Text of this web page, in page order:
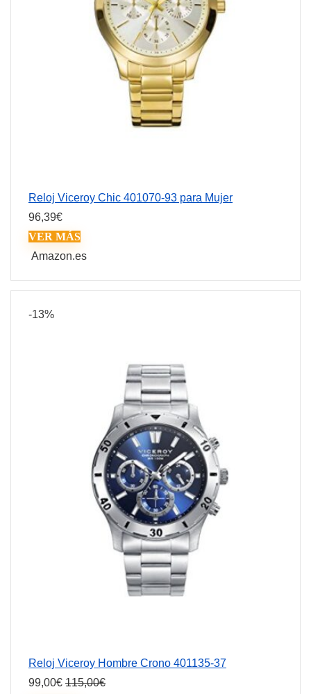
Reloj Viceroy Chic 401070-93 para Mujer
96,39€
VER MÁS
Amazon.es
-13%
Reloj Viceroy Hombre Crono 401135-37
99,00€ 115,00€